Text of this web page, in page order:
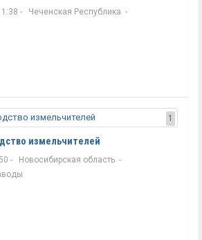
- Чеченская Республика -
1
измельчителей
- Новосибирская область -